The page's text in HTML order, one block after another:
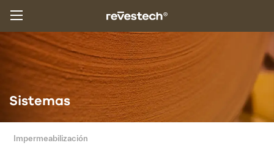
Sistemas
Impermeabilización